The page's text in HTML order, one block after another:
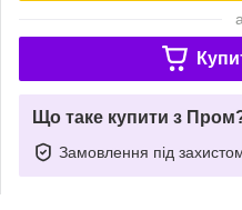
Що таке купити з
Замовлення під